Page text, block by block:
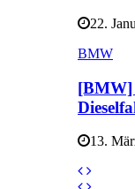
22.
BMW
[BMW]
13.